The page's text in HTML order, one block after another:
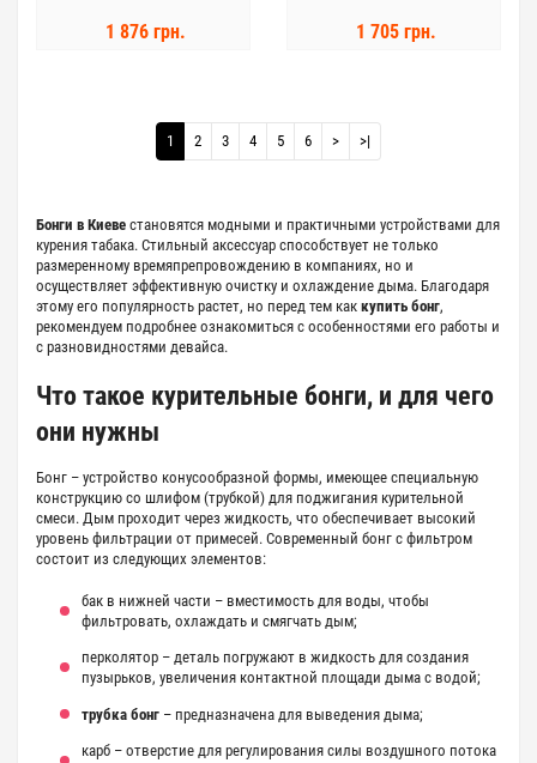
1 876 грн. 1 705 грн.
1 2 3 4 5 6 > >|
Бонги в Киеве становятся модными и практичными устройствами для
курения табака. Стильный аксессуар способствует не только
размеренному времяпрепровождению в компаниях, но и
осуществляет эффективную очистку и охлаждение дыма. Благодаря
этому его популярность растет, но перед тем как купить бонг,
рекомендуем подробнее ознакомиться с особенностями его работы и
с разновидностями девайса.
Что такое курительные бонги, и для чего
они нужны
Бонг – устройство конусообразной формы, имеющее специальную
конструкцию со шлифом (трубкой) для поджигания курительной
смеси. Дым проходит через жидкость, что обеспечивает высокий
уровень фильтрации от примесей. Современный бонг с фильтром
состоит из следующих элементов:
бак в нижней части – вместимость для воды, чтобы
фильтровать, охлаждать и смягчать дым;
перколятор – деталь погружают в жидкость для создания
пузырьков, увеличения контактной площади дыма с водой;
трубка бонг – предназначена для выведения дыма;
карб – отверстие для регулирования силы воздушного потока